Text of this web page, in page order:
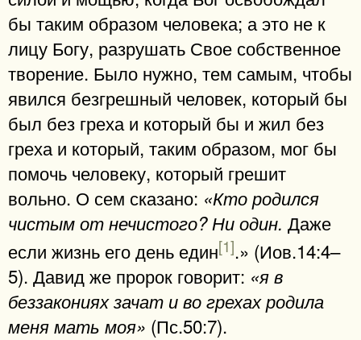
бы таким образом человека; а это не к
лицу Богу, разрушать Свое собственное
творение. Было нужно, тем самым, чтобы
явился безгрешный человек, который бы
был без греха и который бы и жил без
греха и который, таким образом, мог бы
помочь человеку, который грешит
вольно. О сем сказано: «Кто родился
чистым от нечистого? Ни один. Даже
если жизнь его день един[1].» (Иов.14:4–
5). Давид же пророк говорит: «я в
беззакониях зачат и во грехах родила
меня мать моя» (Пс.50:7).